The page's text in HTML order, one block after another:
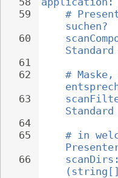
59
60
61
62
63
64
65
66
#
suchen?
#
# in